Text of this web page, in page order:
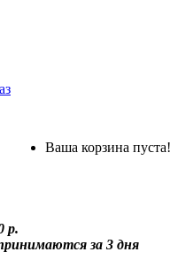
Ваша корзина пуста!
р.
за 3 дня